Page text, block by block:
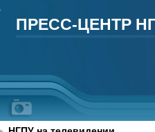
ПРЕСС-ЦЕНТР
ПРЕСС-ЦЕНТР